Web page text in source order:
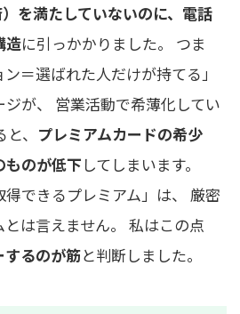
を満たしていないのに、電話
造に引っかかりました。 つま
＝選ばれた人だけが持てる」
が、 営業活動で希薄化してい
、 プレミアムカードの希少
ものが低下してしまいます。
得できるプレミアム」は、 厳密
は言えません。 私はこの点
るのが筋と判断しました。